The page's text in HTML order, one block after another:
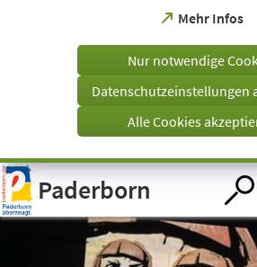
Visuelle
Assistenzsoftware
öffnen.
Mehr Infos
(Öffnet
einem
Tab)
Nur notwendige
Datenschutzeinstellungen
Alle Cookies
Paderborn